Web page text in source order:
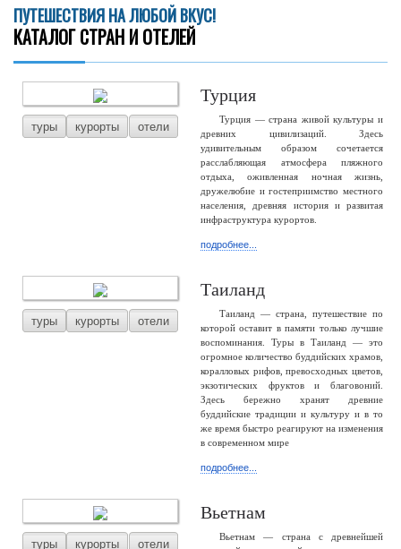
ПУТЕШЕСТВИЯ НА ЛЮБОЙ ВКУС!
КАТАЛОГ СТРАН И ОТЕЛЕЙ
туры курорты отели
Турция
Турция — страна живой культуры и
древних цивилизаций. Здесь
удивительным образом сочетается
расслабляющая атмосфера пляжного
отдыха, оживленная ночная жизнь,
дружелюбие и гостеприимство местного
населения, древняя история и развитая
инфраструктура курортов.
подробнее...
туры курорты отели
Таиланд
Таиланд — страна, путешествие по
которой оставит в памяти только лучшие
воспоминания. Туры в Таиланд — это
огромное количество буддийских храмов,
коралловых рифов, превосходных цветов,
экзотических фруктов и благовоний.
Здесь бережно хранят древние
буддийские традиции и культуру и в то
же время быстро реагируют на изменения
в современном мире
подробнее...
туры курорты отели
Вьетнам
Вьетнам — страна с древнейшей